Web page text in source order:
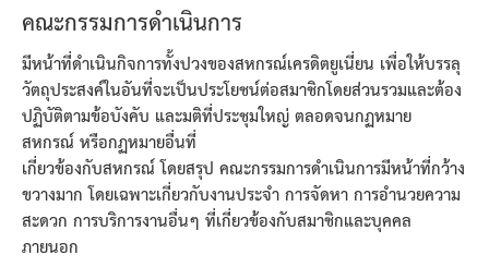
คณะกรรมการดำเนินการ
มีหน้าที่ดำเนินกิจการทั้งปวงของสหกรณ์เครดิตยูเนี่ยน เพื่อให้บรรลุ
วัตถุประสงค์ในอันที่จะเป็นประโยชน์ต่อสมาชิกโดยส่วนรวมและต้อง
ปฏิบัติตามข้อบังคับ และมติที่ประชุมใหญ่ ตลอดจนกฏหมาย
สหกรณ์ หรือกฏหมายอื่นที่
เกี่ยวข้องกับสหกรณ์ โดยสรุป คณะกรรมการดำเนินการมีหน้าที่กว้าง
ขวางมาก โดยเฉพาะเกี่ยวกับงานประจำ การจัดหา การอำนวยความ
สะดวก การบริการงานอื่นๆ ที่เกี่ยวข้องกับสมาชิกและบุคคล
ภายนอก